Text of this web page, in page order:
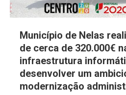
Município de Nelas
de cerca de 320.000€
infraestrutura
desenvolver um
modernização